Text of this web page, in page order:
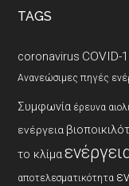
TAGS
coronavirus COVID-
Ανανεώσιμες πηγές
Συμφωνία έρευνα
ενέργεια
το κλίμα
αποτελεσματικότητα